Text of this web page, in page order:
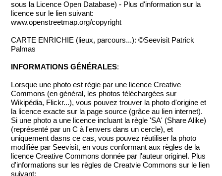
sous la Licence Open Database) - Plus d'information sur la
licence sur le lien suivant:
www.openstreetmap.org/copyright
CARTE ENRICHIE (lieux, parcours...): ©Seevisit Patrick
Palmas
INFORMATIONS GÉNÉRALES:
Lorsque une photo est régie par une licence Creative
Commons (en général, les photos téléchargées sur
Wikipédia, Flickr...), vous pouvez trouver la photo d'origine et
la licence exacte sur la page source (grâce au lien internet).
Si une photo a une licence incluant la règle 'SA' (Share Alike)
(représenté par un C à l'envers dans un cercle), et
uniquement dasns ce cas, vous pouvez réutiliser la photo
modifiée par Seevisit, en vous conformant aux règles de la
licence Creative Commons donnée par l'auteur originel. Plus
d'informations sur les règles de Creatvie Commons sur le lien
suivant: